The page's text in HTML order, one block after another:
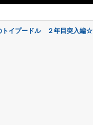
イプードル ２年目突入編☆